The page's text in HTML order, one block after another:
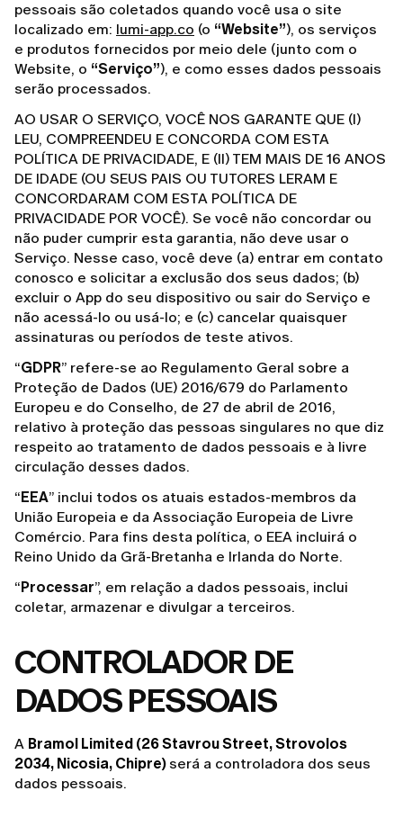
pessoais são coletados quando você usa o site
localizado em: lumi-app.co (o “Website”), os serviços
e produtos fornecidos por meio dele (junto com o
Website, o “Serviço”), e como esses dados pessoais
serão processados.
AO USAR O SERVIÇO, VOCÊ NOS GARANTE QUE (I)
LEU, COMPREENDEU E CONCORDA COM ESTA
POLÍTICA DE PRIVACIDADE, E (II) TEM MAIS DE 16 ANOS
DE IDADE (OU SEUS PAIS OU TUTORES LERAM E
CONCORDARAM COM ESTA POLÍTICA DE
PRIVACIDADE POR VOCÊ). Se você não concordar ou
não puder cumprir esta garantia, não deve usar o
Serviço. Nesse caso, você deve (a) entrar em contato
conosco e solicitar a exclusão dos seus dados; (b)
excluir o App do seu dispositivo ou sair do Serviço e
não acessá-lo ou usá-lo; e (c) cancelar quaisquer
assinaturas ou períodos de teste ativos.
“GDPR” refere-se ao Regulamento Geral sobre a
Proteção de Dados (UE) 2016/679 do Parlamento
Europeu e do Conselho, de 27 de abril de 2016,
relativo à proteção das pessoas singulares no que diz
respeito ao tratamento de dados pessoais e à livre
circulação desses dados.
“EEA” inclui todos os atuais estados-membros da
União Europeia e da Associação Europeia de Livre
Comércio. Para fins desta política, o EEA incluirá o
Reino Unido da Grã-Bretanha e Irlanda do Norte.
“Processar”, em relação a dados pessoais, inclui
coletar, armazenar e divulgar a terceiros.
CONTROLADOR DE
DADOS PESSOAIS
A Bramol Limited (26 Stavrou Street, Strovolos
2034, Nicosia, Chipre)será a controladora dos seus
dados pessoais.